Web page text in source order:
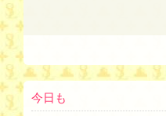
今日も